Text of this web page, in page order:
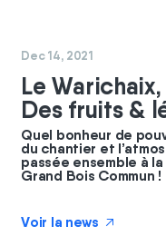
#chantier #
Dec 14, 2021
Le
Des fruits &
Quel bonheur de
du chantier et
passée ensemble à
Grand Bois Commun !
Voir la news ↗